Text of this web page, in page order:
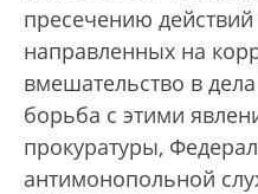
пресечению
направленных на
вмешательство в
борьба с этими
прокуратуры,
антимонопольной